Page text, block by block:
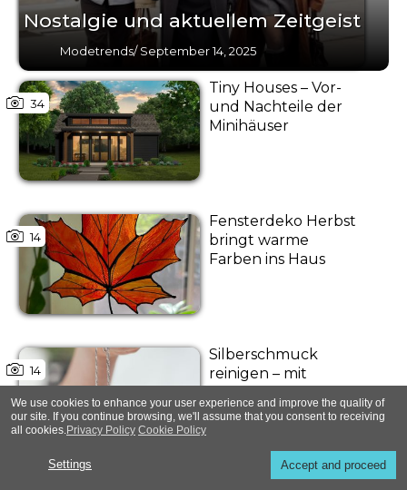
Nostalgie und aktuellem Zeitgeist
Modetrends/September 14, 2025
34
Tiny Houses – Vor-
und Nachteile der
Minihäuser
14
Fensterdeko Herbst
bringt warme
Farben ins Haus
14
Silberschmuck
reinigen – mit
Hausmitteln klappt
We use cookies to enhance your user experience and improve the quality of
our site. If you continue browsing, we'll assume that you consent to receiving
all cookies.Privacy Policy Cookie Policy
Accept and proceed
Settings